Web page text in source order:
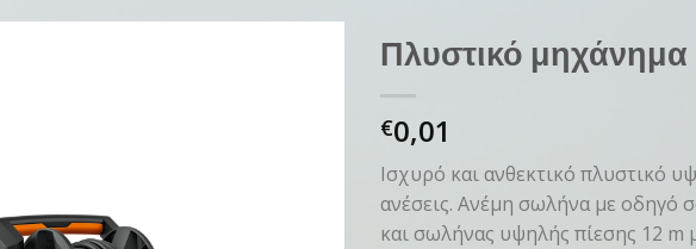
Πλυστικό μηχάνημα
€0,01
Ισχυρό και ανθεκτικό πλυστικό
ανέσεις. Ανέμη σωλήνα με οδηγό
και σωλήνας υψηλής πίεσης 12 m